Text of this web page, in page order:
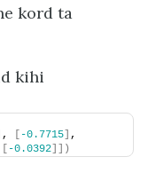
kord ta
kihi
, -0.7715
-0.0392 ]])